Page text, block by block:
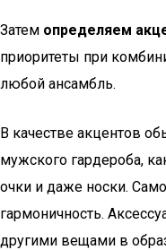
Затем определяем
приоритеты при
любой ансамбль.
В качестве акцентов
мужского гардероба,
очки и даже носки.
гармоничность.
другими вещами в